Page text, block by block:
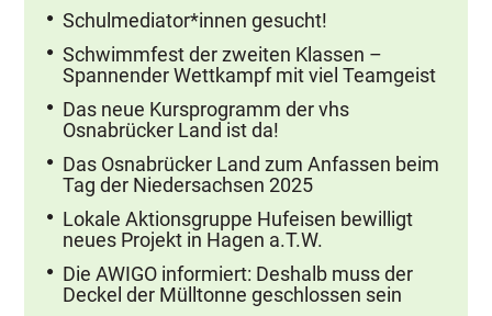
Schulmediator*innen gesucht!
Schwimmfest der zweiten Klassen –
Spannender Wettkampf mit viel Teamgeist
Das neue Kursprogramm der vhs
Osnabrücker Land ist da!
Das Osnabrücker Land zum Anfassen beim
Tag der Niedersachsen 2025
Lokale Aktionsgruppe Hufeisen bewilligt
neues Projekt in Hagen a.T.W.
Die AWIGO informiert: Deshalb muss der
Deckel der Mülltonne geschlossen sein